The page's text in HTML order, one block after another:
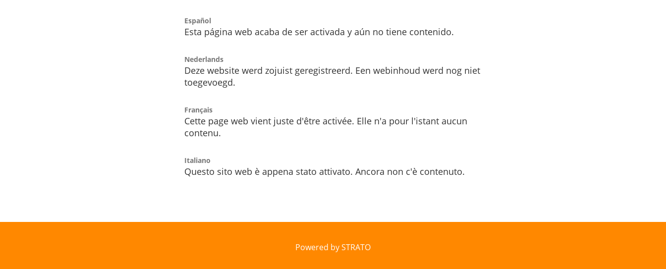
Español
Esta página web acaba de ser activada y aún no tiene contenido.
Nederlands
Deze website werd zojuist geregistreerd. Een webinhoud werd nog niet
toegevoegd.
Français
Cette page web vient juste d'être activée. Elle n'a pour l'istant aucun
contenu.
Italiano
Questo sito web è appena stato attivato. Ancora non c'è contenuto.
Powered by STRATO